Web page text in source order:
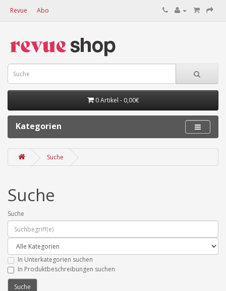
Revue Abo
0 Artikel - 0,00€
Kategorien
Suche
Suche
Suche
In Unterkategorien suchen
In Produktbeschreibungen suchen